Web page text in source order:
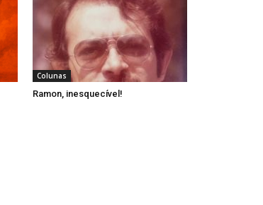
Colunas
Ramon, inesquecível!